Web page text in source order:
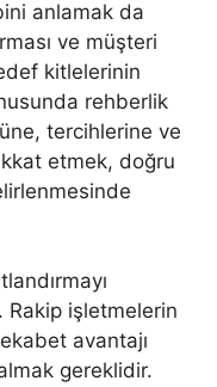
anlamak da
ve müşteri
kitlelerinin
rehberlik
tercihlerine ve
etmek, doğru
işletmelerin
avantajı
gereklidir.